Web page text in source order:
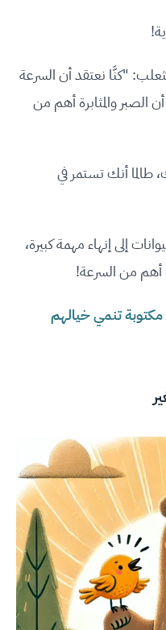
"كنَّا نعتقد أن السرعة
والمثابرة أهم من
أنك تستمر في
إلى إنهاء مهمة كبيرة،
أهم من السرعة!
تنمي خيالهم